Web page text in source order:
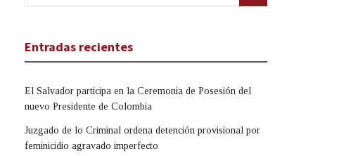
Entradas recientes
El Salvador participa en la Ceremonia de Posesión del
nuevo Presidente de Colombia
Juzgado de lo Criminal ordena detención provisional por
feminicidio agravado imperfecto